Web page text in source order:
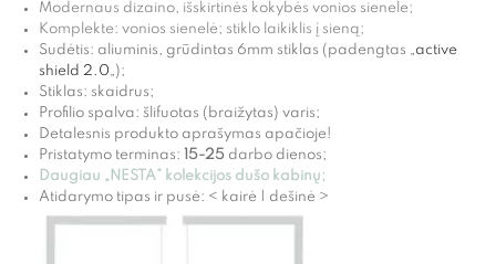
Modernaus dizaino, išskirtinės kokybės vonios sienele;
Komplekte: vonios sienelė; stiklo laikiklis į sieną;
Sudėtis: aliuminis, grūdintas 6mm stiklas (padengtas „active
shield 2.0„);
Stiklas: skaidrus;
Profilio spalva: šlifuotas (braižytas) varis;
Detalesnis produkto aprašymas apačioje!
Pristatymo terminas:
15-25 darbo dienos;
Daugiau „NESTA” kolekcijos dušo kabinų;
Atidarymo tipas ir pusė: < kairė | dešinė >